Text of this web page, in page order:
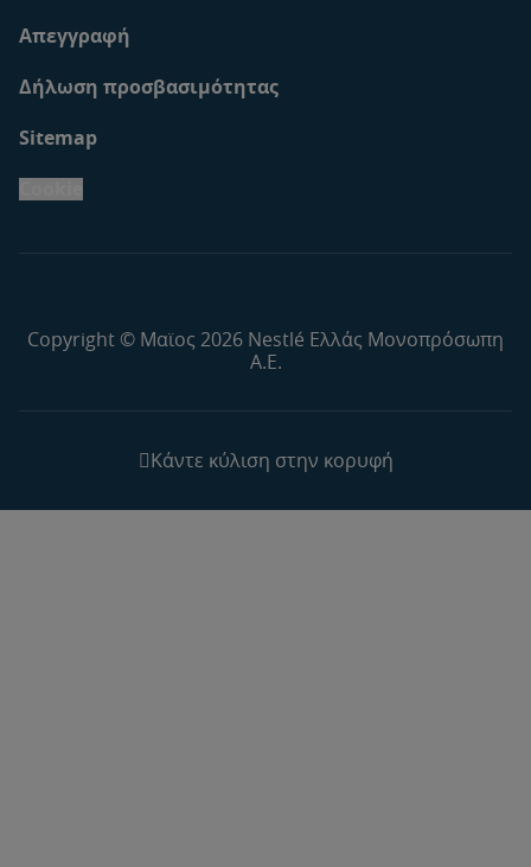
Απεγγραφή
Δήλωση προσβασιμότητας
Sitemap
Copyright © Μαϊος 2026 Nestlé Ελλάς Μονοπρόσωπη
Α.Ε.
Κάντε κύλιση στην κορυφή